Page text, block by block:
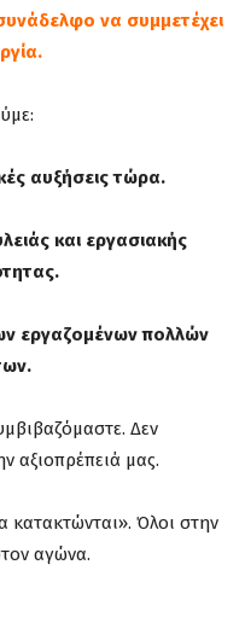
να συμμετέχει
αυξήσεις τώρα.
και εργασιακής
εργαζομένων πολλών
Δεν
αξιοπρέπειά μας.
κατακτώνται». Όλοι στην
αγώνα.